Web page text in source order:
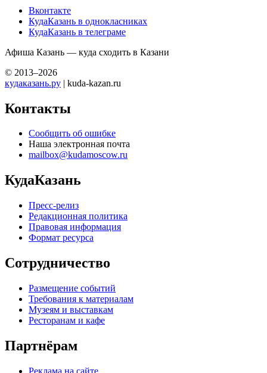
Вконтакте
КудаКазань в однокласниках
КудаКазань в телеграме
Афиша Казань — куда сходить в Казани
© 2013–2026
кудаказань.ру | kuda-kazan.ru
Контакты
Сообщить об ошибке
Наша электронная почта
mailbox@kudamoscow.ru
КудаКазань
Пресс-релиз
Редакционная политика
Правовая информация
Формат ресурса
Сотрудничество
Размещение событий
Требования к материалам
Музеям и выставкам
Ресторанам и кафе
Партнёрам
Реклама на сайте